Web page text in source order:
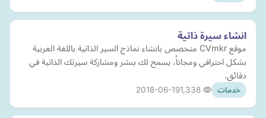
انشاء سيرة ذاتية
موقع CVmkr متخصص بانشاء نماذج السير الذاتية باللغة العربية
بشكل احترافي ومجاناً، يسمح لك بنشر ومشاركة سيرتك الذاتية في
دقائق.
خدمات 2018-06-19